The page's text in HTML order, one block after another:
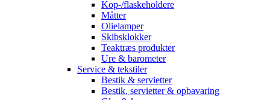
Kop-/flaskeholdere
Måtter
Olielamper
Skibsklokker
Teaktræs produkter
Ure & barometer
Service & tekstiler
Bestik & servietter
Bestik, servietter & opbavaring